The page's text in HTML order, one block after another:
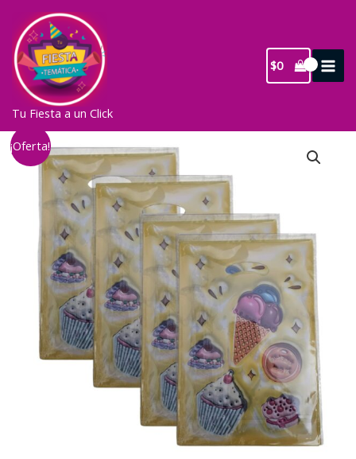
contenido
Tu Fiesta a un Click
$0
¡Oferta!